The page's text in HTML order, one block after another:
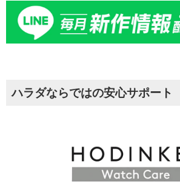
ハラダならではの安心サポート